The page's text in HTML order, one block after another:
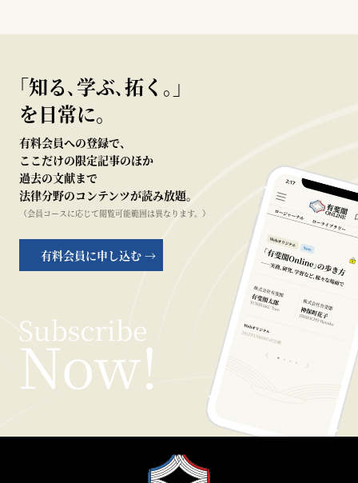
｢知る､学ぶ､拓く｡｣
を日常に。
有料会員への登録で、
ここだけの限定記事のほか
過去の文献まで
法律分野のコンテンツが読み放題。
（会員コースに応じて閲覧可能範囲は異なります。）
有料会員に申し込む →